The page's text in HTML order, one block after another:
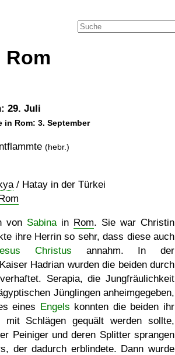
Rom
29. Juli
in Rom: 3. September
(hebr.)
/ Hatay in der Türkei
von Sabinain Rom. Sie war Christin
ihre Herrin so sehr, dass diese auch
Christus annahm. In der
Hadrian wurden die beiden durch
Serapia, die Jungfräulichkeit
Jünglingen anheimgegeben,
eines Engels konnten die beiden ihr
Schlägen gequält werden sollte,
Peiniger und deren Splitter sprangen
der dadurch erblindete. Dann wurde